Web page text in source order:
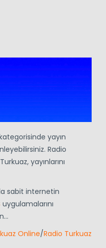
yayın
Radio
yayınlarını
sabit internetin
uygulamalarını
Online/Radio Turkuaz